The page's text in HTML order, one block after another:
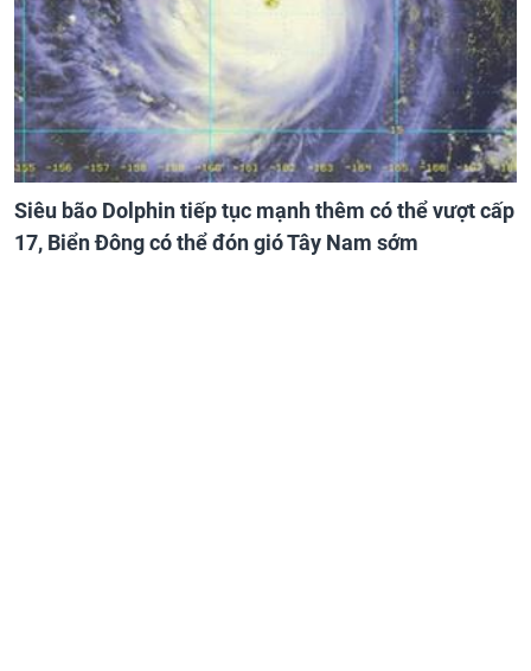
Siêu bão Dolphin tiếp tục mạnh thêm có thể vượt cấp
17, Biển Đông có thể đón gió Tây Nam sớm